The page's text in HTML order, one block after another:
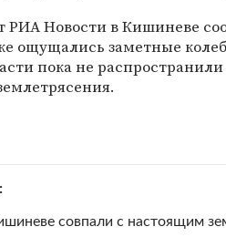
РИА Новости в Кишиневе
ощущались заметные
пока не
совпали с настоящим